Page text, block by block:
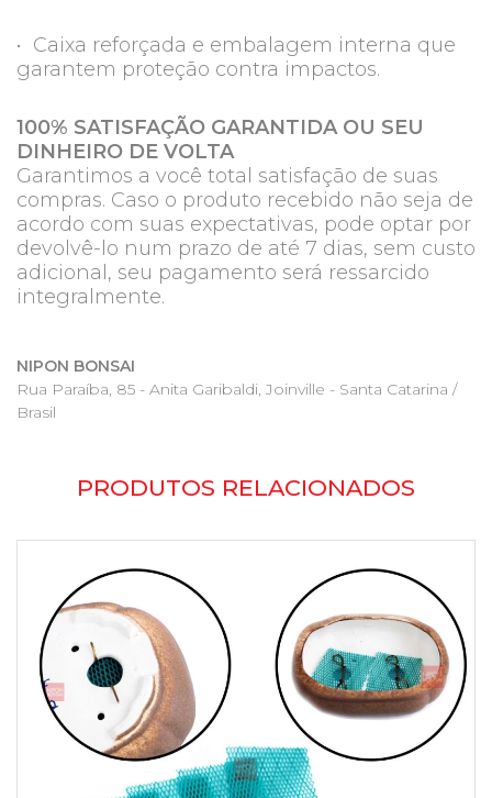
• Caixa reforçada e embalagem interna que
garantem proteção contra impactos.
100% SATISFAÇÃO GARANTIDA OU SEU
DINHEIRO DE VOLTA
Garantimos a você total satisfação de suas
compras. Caso o produto recebido não seja de
acordo com suas expectativas, pode optar por
devolvê-lo num prazo de até 7 dias, sem custo
adicional, seu pagamento será ressarcido
integralmente.
NIPON BONSAI
Rua Paraíba, 85 - Anita Garibaldi, Joinville - Santa Catarina /
Brasil
PRODUTOS RELACIONADOS